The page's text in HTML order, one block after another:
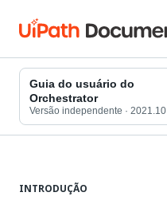
Guia do usuário do
Orchestrator
Versão independente · 2021.10
INTRODUÇÃO